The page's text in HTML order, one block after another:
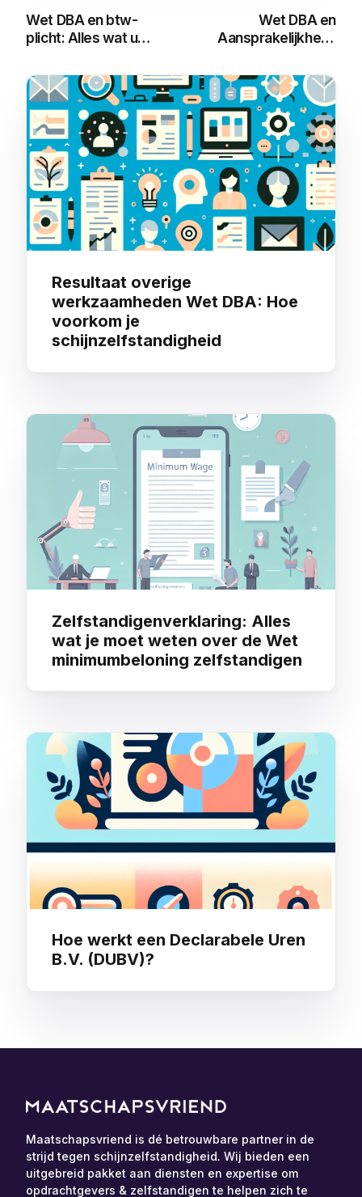
Wet DBA en btw-
plicht: Alles wat u
Wet DBA en
Aansprakelijkheid:
weten
You may also like
Resultaat overige
werkzaamheden Wet DBA: Hoe
voorkom je
schijnzelfstandigheid
Zelfstandigenverklaring: Alles
wat je moet weten over de Wet
minimumbeloning zelfstandigen
Hoe werkt een Declarabele Uren
B.V. (DUBV)?
Maatschapsvriend is dé betrouwbare partner in de
strijd tegen schijnzelfstandigheid. Wij bieden een
uitgebreid pakket aan diensten en expertise om
opdrachtgevers & zelfstandigen te helpen zich te